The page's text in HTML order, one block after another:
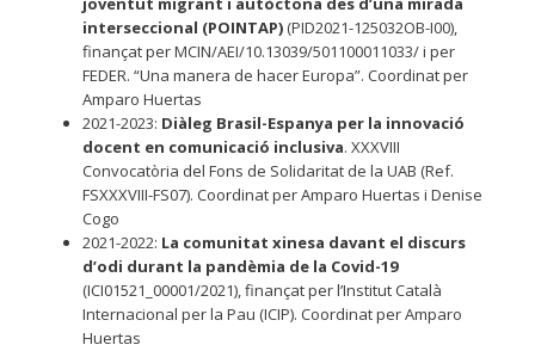
interseccional (POINTAP) (PID2021-125032OB-I00),
finançat per MCIN/AEI/10.13039/501100011033/ i per
FEDER. “Una manera de hacer Europa”. Coordinat per
Amparo Huertas
2021-2023: Diàleg Brasil-Espanya per la innovació
docent en comunicació inclusiva. XXXVIII
Convocatòria del Fons de Solidaritat de la UAB (Ref.
FSXXXVIII-FS07). Coordinat per Amparo Huertas i Denise
Cogo
2021-2022: La comunitat xinesa davant el discurs
d’odi durant la pandèmia de la Covid-19
(ICI01521_00001/2021), finançat per l’Institut Català
Internacional per la Pau (ICIP). Coordinat per Amparo
Huertas